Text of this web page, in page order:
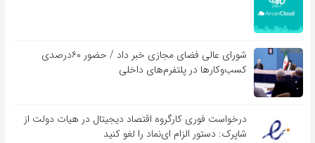
شورای عالی فضای مجازی خبر داد / حضور ۶۰درصدی
کسب‌و‌کارها در پلتفرم‌های داخلی
درخواست فوری کارگروه اقتصاد دیجیتال در هیات دولت از
شاپرک: دستور الزام ای‌نماد را لغو کنید